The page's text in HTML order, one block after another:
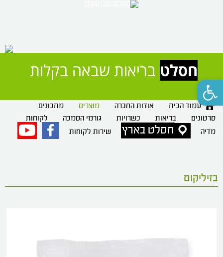
פתח סרגל נגישות
חסלט בריאות שבאה בקלות
עמוד הבית אודות החברה מוצרים
מתכונים
סרטונים
בריאות כשרויות גורמי הסמכה
לקוחות
מדיה
חסלט בארץ שירות לקוחות פייסבוק
בזיליקום